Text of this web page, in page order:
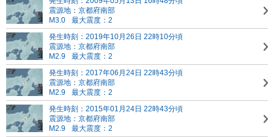
震源地：京都府南部
M3.0
最大震度：2
発生時刻：2019年10月26日 22時10分頃
震源地：京都府南部
M2.9
最大震度：2
発生時刻：2017年06月24日 22時43分頃
震源地：京都府南部
M2.9
最大震度：2
発生時刻：2015年01月24日 22時43分頃
震源地：京都府南部
M2.9
最大震度：2